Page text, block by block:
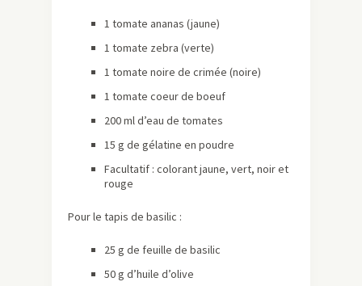
1 tomate ananas (jaune)
1 tomate zebra (verte)
1 tomate noire de crimée (noire)
1 tomate coeur de boeuf
200 ml d’eau de tomates
15 g de gélatine en poudre
Facultatif : colorant jaune, vert, noir et
rouge
Pour le tapis de basilic :
25 g de feuille de basilic
50 g d’huile d’olive